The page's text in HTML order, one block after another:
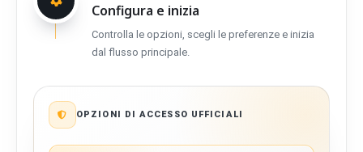
Configura e inizia
Controlla le opzioni, scegli le preferenze e inizia
dal flusso principale.
OPZIONI DI ACCESSO UFFICIALI